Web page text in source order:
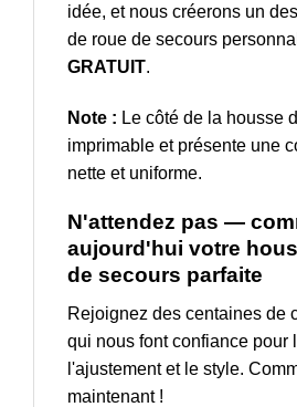
idée, et nous créerons un
de roue de secours
GRATUIT.
Note : Le côté de la housse
imprimable et présente une
nette et uniforme.
N'attendez pas —
aujourd'hui votre
de secours parfaite
Rejoignez des centaines de
qui nous font confiance pour
l'ajustement et le style.
maintenant !